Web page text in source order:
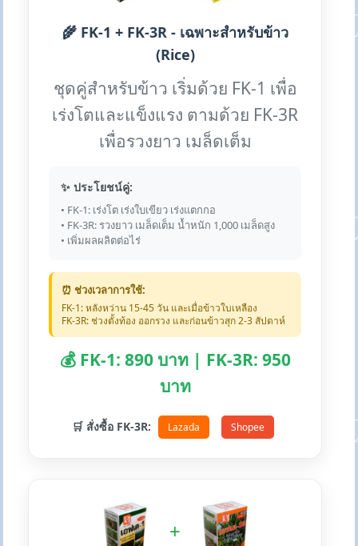
🌾 FK-1 + FK-3R - เฉพาะสำหรับข้าว
(Rice)
ชุดคู่สำหรับข้าว เริ่มด้วย FK-1 เพื่อ
เร่งโตและแข็งแรง ตามด้วย FK-3R
เพื่อรวงยาว เมล็ดเต็ม
✨ ประโยชน์คู่:
• FK-1: เร่งโต เร่งใบเขียว เร่งแตกกอ
• FK-3R: รวงยาว เมล็ดเต็ม น้ำหนัก 1,000 เมล็ดสูง
• เพิ่มผลผลิตต่อไร่
⏰ ช่วงเวลาการใช้:
FK-1: หลังหว่าน 15-45 วัน และเมื่อข้าวใบเหลือง
FK-3R: ช่วงตั้งท้อง ออกรวง และก่อนข้าวสุก 2-3 สัปดาห์
💰 FK-1: 890 บาท | FK-3R: 950
บาท
🛒 สั่งซื้อ FK-3R: Lazada Shopee
+